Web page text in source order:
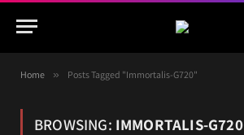
Home » Posts Tagged "Immortalis-G720"
BROWSING: IMMORTALIS-G720